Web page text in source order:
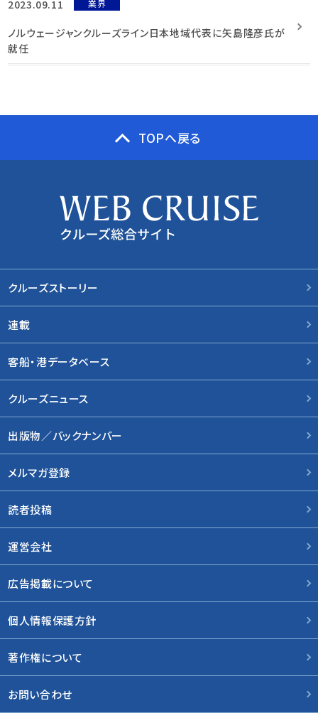
2023.09.11 業界
ノルウェージャンクルーズライン日本地域代表に矢島隆彦氏が
就任
TOPへ戻る
クルーズストーリー
連載
客船・港データベース
クルーズニュース
出版物／バックナンバー
メルマガ登録
読者投稿
運営会社
広告掲載について
個人情報保護方針
著作権について
お問い合わせ